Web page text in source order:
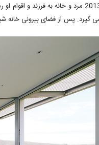
متأسفانه خانم هاچیگان در سال 2013
گیرد. پس از فضای بیرونی خانه